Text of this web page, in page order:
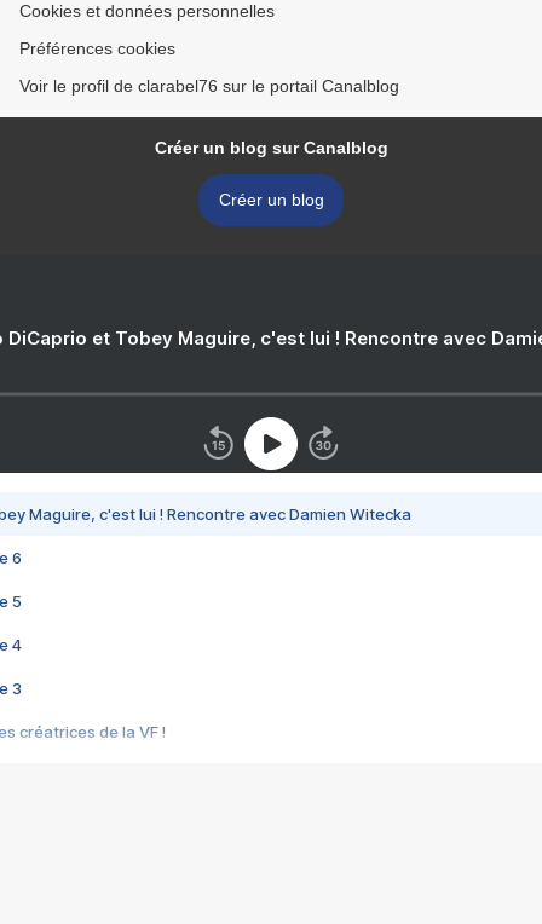
Cookies et données personnelles
Préférences cookies
Voir le profil de clarabel76 sur le portail Canalblog
Créer un blog sur Canalblog
Créer un blog
DiCaprio et Tobey Maguire, c'est lui ! Rencontre avec
Maguire, c'est lui ! Rencontre avec Damien Witecka
6
5
4
3
créatrices de la VF !